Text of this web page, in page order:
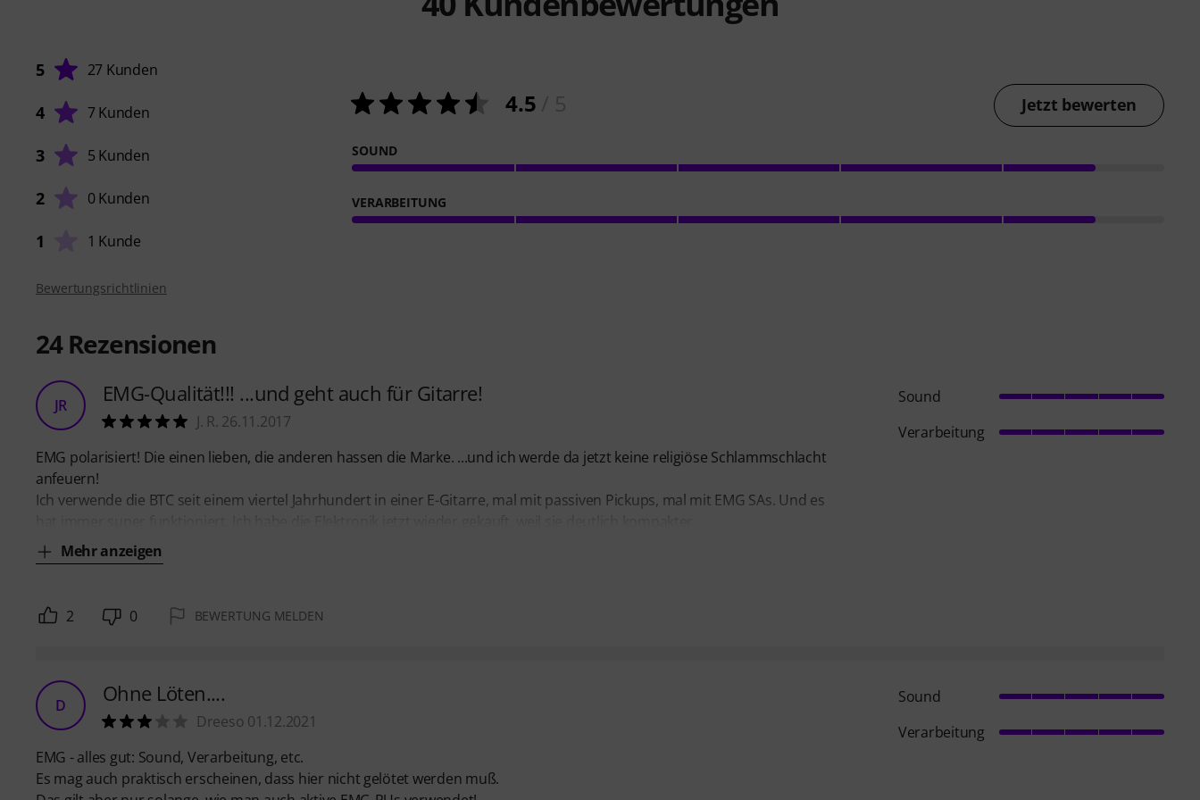
5 27 Kunden
4 7 Kunden
3 5 Kunden
2 0 Kunden
1 1 Kunde
4.5 Jetzt bewerten
SOUND
VERARBEITUNG
Bewertungsrichtlinien
24Rezensionen
JR EMG-Qualität!!! ...und geht auch für Gitarre!
J. R. 26.11.2017
EMG polarisiert! Die einen lieben, die anderen hassen die Marke. ...und ich werde da jetzt keine religiöse Schlammschlacht
anfeuern!
Ich verwende die BTC seit einem viertel Jahrhundert in einer E-Gitarre, mal mit passiven Pickups, mal mit EMG SAs. Und es
Mehr anzeigen
Sound
Verarbeitung
2 0 BEWERTUNG MELDEN
D Ohne Löten....
Dreeso 01.12.2021
EMG - alles gut: Sound, Verarbeitung, etc.
Es mag auch praktisch erscheinen, dass hier nicht gelötet werden muß.
Sound
Verarbeitung